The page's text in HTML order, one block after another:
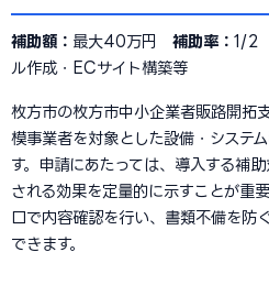
補助額： 最大40万円 補助率： 1/2
ル作成・ECサイト構築等
枚方市の枚方市中小企業者販路開拓
模事業者を対象とした設備・システ
す。申請にあたっては、導入する補
される効果を定量的に示すことが重
口で内容確認を行い、書類不備を防
できます。